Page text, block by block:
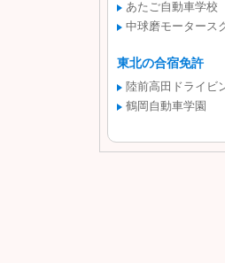
あたご自動車学校
中球磨モータース
東北の合宿免許
陸前高田ドライビ
鶴岡自動車学園